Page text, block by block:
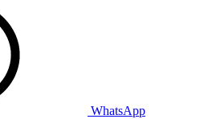
WhatsApp